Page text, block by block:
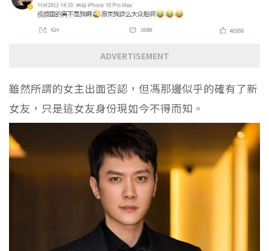
ADVERTISEMENT
雖然所謂的女主出面否認，但馮那邊似乎的確有了新
女友，只是這女友身份現如今不得而知。